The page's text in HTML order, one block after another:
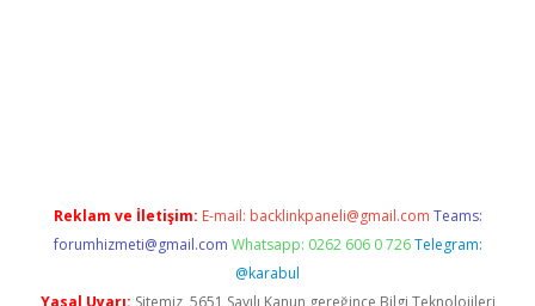
Reklam ve İletişim: E-mail: backlinkpaneli@gmail.com Teams:
forumhizmeti@gmail.com Whatsapp: 0262 606 0 726 Telegram:
@karabul
Yasal Uyarı: Sitemiz, 5651 Sayılı Kanun gereğince Bilgi Teknolojileri